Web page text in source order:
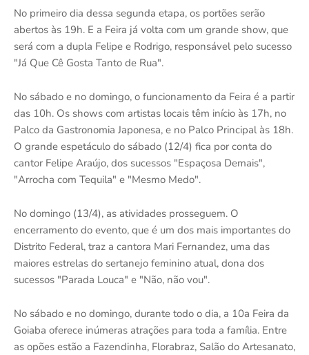
No primeiro dia dessa segunda etapa, os portões serão
abertos às 19h. E a Feira já volta com um grande show, que
será com a dupla Felipe e Rodrigo, responsável pelo sucesso
"Já Que Cê Gosta Tanto de Rua".
No sábado e no domingo, o funcionamento da Feira é a partir
das 10h. Os shows com artistas locais têm início às 17h, no
Palco da Gastronomia Japonesa, e no Palco Principal às 18h.
O grande espetáculo do sábado (12/4) fica por conta do
cantor Felipe Araújo, dos sucessos "Espaçosa Demais",
"Arrocha com Tequila" e "Mesmo Medo".
No domingo (13/4), as atividades prosseguem. O
encerramento do evento, que é um dos mais importantes do
Distrito Federal, traz a cantora Mari Fernandez, uma das
maiores estrelas do sertanejo feminino atual, dona dos
sucessos "Parada Louca" e "Não, não vou".
No sábado e no domingo, durante todo o dia, a 10a Feira da
Goiaba oferece inúmeras atrações para toda a família. Entre
as opões estão a Fazendinha, Florabraz, Salão do Artesanato,